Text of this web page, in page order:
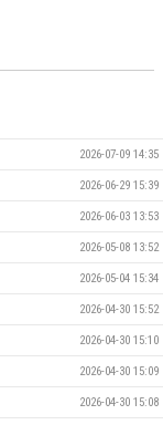
2026-07-09 14:35
2026-06-29 15:39
2026-06-03 13:53
2026-05-08 13:52
2026-05-04 15:34
2026-04-30 15:52
2026-04-30 15:10
2026-04-30 15:09
2026-04-30 15:08